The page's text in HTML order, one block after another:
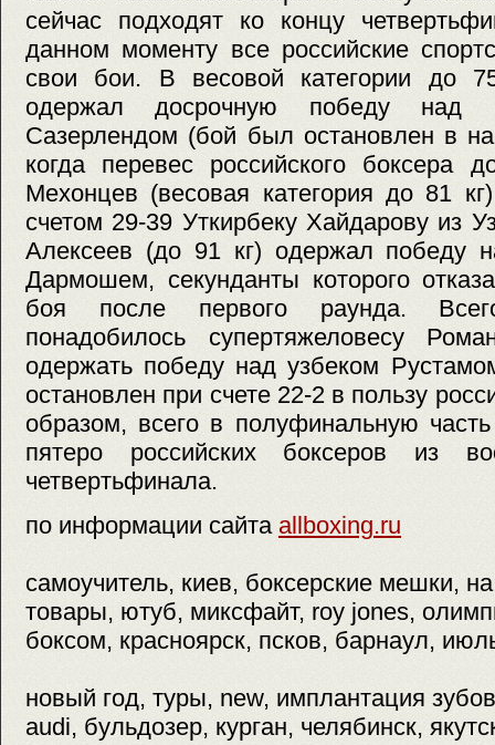
сейчас подходят ко концу
данном моменту все российские
свои бои. В весовой категории до
одержал досрочную победу над
Сазерлендом (бой был остановлен в
когда перевес российского боксера
Мехонцев (весовая категория до 81
счетом 29-39 Уткирбеку Хайдарову из
Алексеев (до 91 кг) одержал победу
Дармошем, секунданты которого
боя после первого раунда.
понадобилось супертяжеловесу
одержать победу над узбеком
остановлен при счете 22-2 в пользу
образом, всего в полуфинальную
пятеро российских боксеров из
четвертьфинала.
по информации сайта allboxing.ru
самоучитель, киев, боксерские мешки,
товары, ютуб, миксфайт, roy jones,
боксом, красноярск, псков, барнаул,
новый год, туры, new, имплантация
audi, бульдозер, курган, челябинск,